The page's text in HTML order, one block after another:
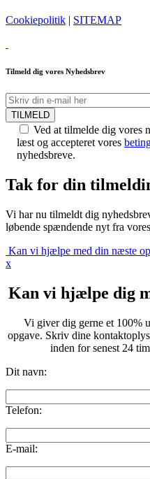
Cookiepolitik | SITEMAP
Tilmeld dig vores Nyhedsbrev
TILMELD
Ved at tilmelde dig vores
læst og accepteret vores
nyhedsbreve.
Tak for din
Vi har nu tilmeldt dig
løbende spændende nyt fra
Kan vi hjælpe med din næste
x
Kan vi hjælpe dig
Vi giver dig gerne et 100%
opgave. Skriv dine
inden for senest 24
Dit navn:
Telefon:
E-mail: